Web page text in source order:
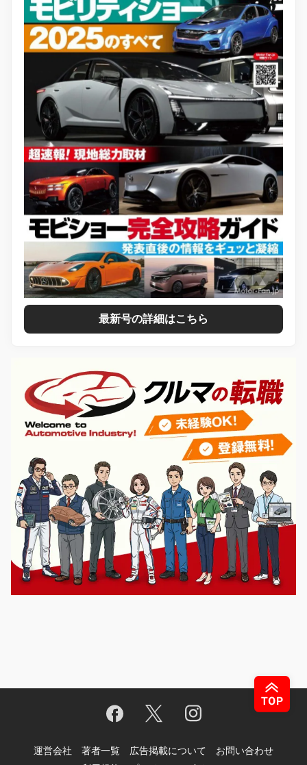
最新号の詳細はこちら
運営会社 著者一覧 広告掲載について
お問い合わせ